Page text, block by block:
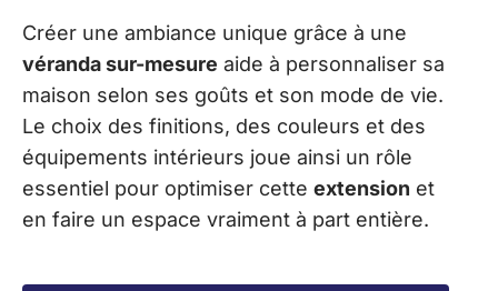
Créer une ambiance unique grâce à une
véranda sur-mesure aide à personnaliser sa
maison selon ses goûts et son mode de vie.
Le choix des finitions, des couleurs et des
équipements intérieurs joue ainsi un rôle
essentiel pour optimiser cette extension et
en faire un espace vraiment à part entière.